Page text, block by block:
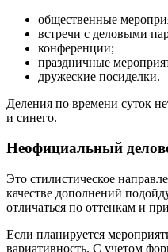
общественные
встречи с деловыми
конференции;
праздничные
дружеские посиделки.
Деления по времени суток
и синего.
Неофициальный
Это стилистическое
качестве дополнений
отличаться по оттенкам и
Если планируется
вариативность. С учетом